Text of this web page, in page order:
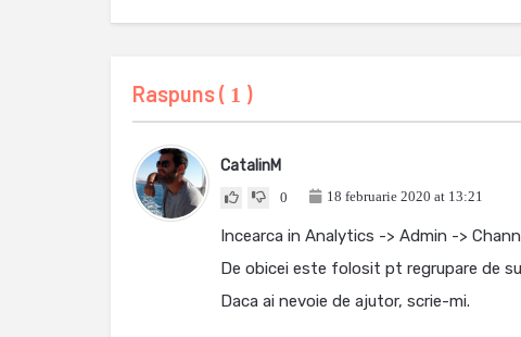
Raspuns ( 1 )
CatalinM
0 18 februarie 2020 at 13:21
Incearca in Analytics -> Admin ->
De obicei este folosit pt regrupare de
Daca ai nevoie de ajutor, scrie-mi.